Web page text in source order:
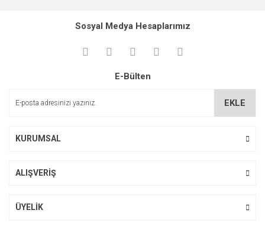
kullanarak tarafımıza iletebilirsiniz.
Görüş ve önerileriniz için teşekkür ederiz.
Ürün açıklamasında eksik bilgiler bulunuyor.
Sosyal Medya Hesaplarımız
E-Bülten
EKLE
KURUMSAL
ALIŞVERİŞ
ÜYELİK